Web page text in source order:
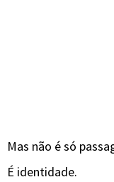
Mas não é só
É identidade.